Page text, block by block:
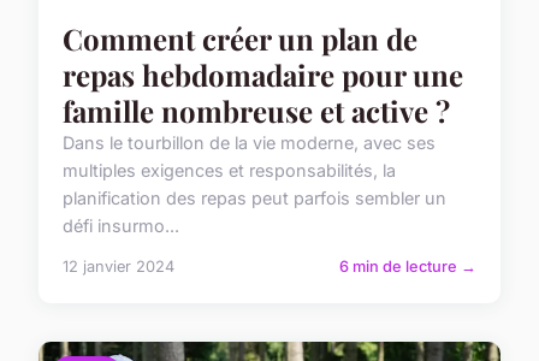
Comment créer un plan de
repas hebdomadaire pour une
famille nombreuse et active ?
Dans le tourbillon de la vie moderne, avec ses
multiples exigences et responsabilités, la
planification des repas peut parfois sembler un
défi insurmo...
12 janvier 2024 6 min de lecture →